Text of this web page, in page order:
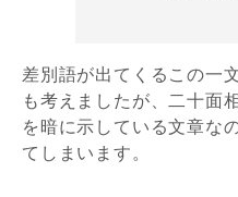
差別語が出てくるこの一
も考えましたが、二十面
を暗に示している文章な
てしまいます。